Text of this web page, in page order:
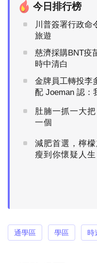
今日排行榜
川普簽署行政命
旅遊
慈濟採購BNT疫
時中清白
金牌員工轉投李
配 Joeman 認：
肚腩一抓一大
一個
減肥首選，檸
瘦到你懷疑人生
通學區 學區 時